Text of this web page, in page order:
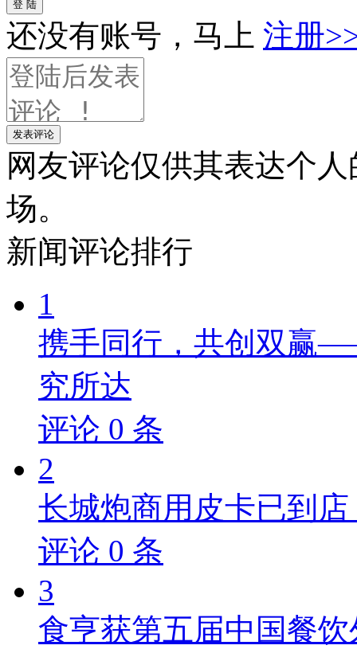
登 陆
还没有账号，马上 注册
发表评论
网友评论仅供其表达个
场。
新闻评论排行
1
携手同行，共创双赢
究所达
评论 0 条
2
长城炮商用皮卡已到
评论 0 条
3
食亨获第五届中国餐